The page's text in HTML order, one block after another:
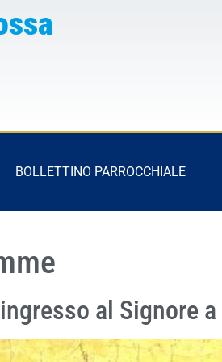
BOLLETTINO PARROCCHIALE
al Signore